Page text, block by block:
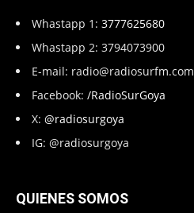
Whastapp 1: 3777625680
Whastapp 2: 3794073900
E-mail: radio@radiosurfm.com
Facebook: /RadioSurGoya
X: @radiosurgoya
IG: @radiosurgoya
QUIENES SOMOS